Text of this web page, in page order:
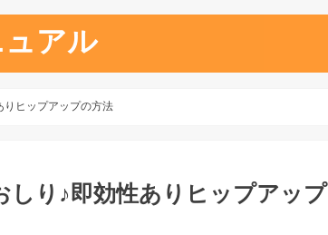
アル
りヒップアップの方法
り♪即効性ありヒップアップ